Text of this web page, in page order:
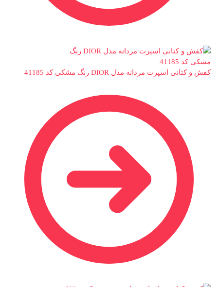
کفش و کتانی اسپرت مردانه مدل DIOR رنگ مشکی کد 41185